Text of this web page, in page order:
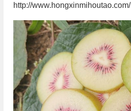
http://www.hongxinmihoutao.com/